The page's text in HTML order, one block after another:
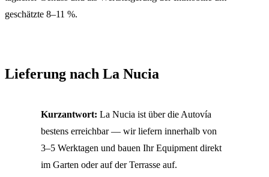
geschätzte 8–11 %.
Lieferung nach La Nucia
Kurzantwort: La Nucia ist über die Autovía
bestens erreichbar — wir liefern innerhalb von
3–5 Werktagen und bauen Ihr Equipment direkt
im Garten oder auf der Terrasse auf.